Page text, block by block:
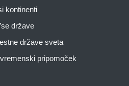
kontinenti
države
države sveta
pripomoček